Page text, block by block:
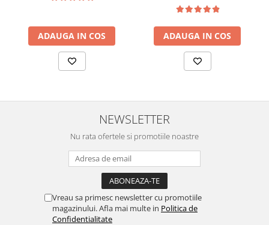
ADAUGA IN COS ADAUGA IN COS
NEWSLETTER
Nu rata ofertele si promotiile noastre
Vreau sa primesc newsletter cu promotiile
magazinului. Afla mai multe in Politica de
Confidentialitate